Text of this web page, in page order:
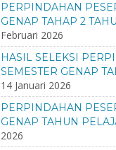
PERPINDAHAN
GENAP TAHAP 2
Februari 2026
HASIL SELEKSI
SEMESTER GENAP
14 Januari 2026
PERPINDAHAN
GENAP TAHUN
2026